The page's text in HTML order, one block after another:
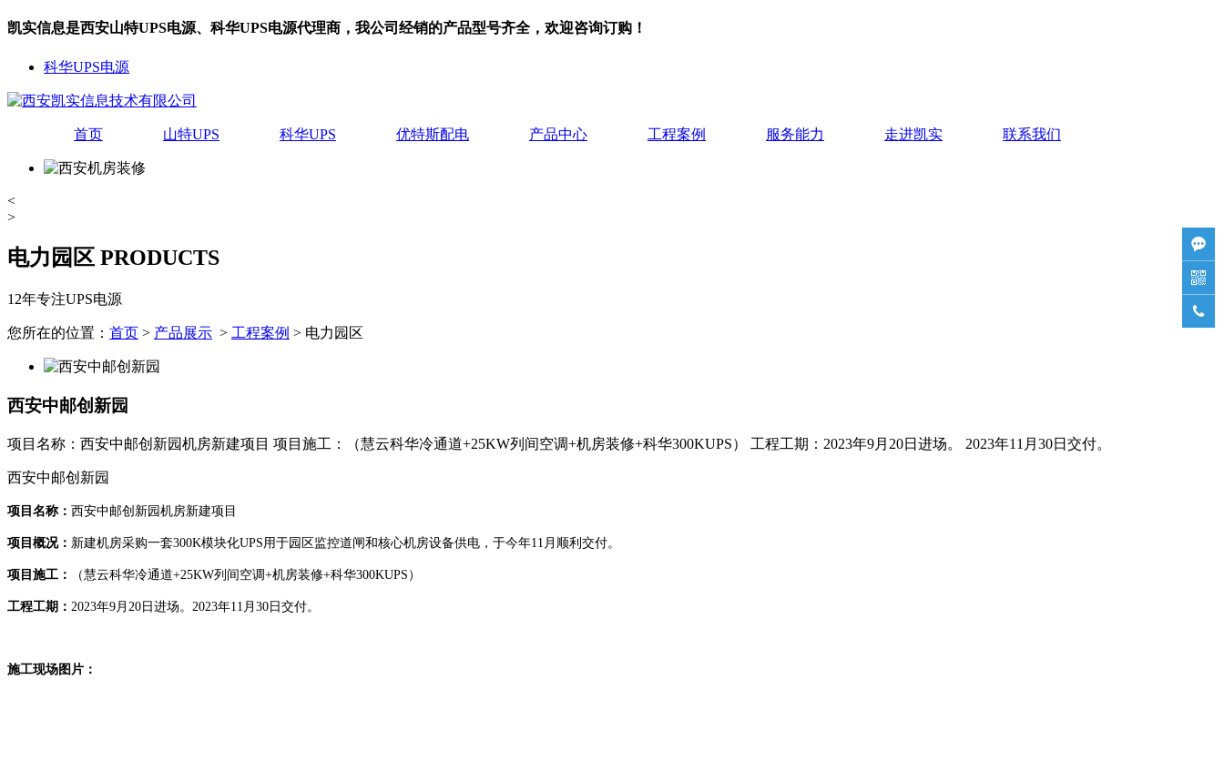
凯实信息是西安山特UPS电源、科华UPS电源代理商，我公司经销的产品型号齐全，欢迎咨询订购！
科华UPS电源
首页 山特UPS 科华UPS 优特斯配电 产品中心 工程案例 服务能力 走进凯实 联系我们
<
>
电力园区 PRODUCTS
12年专注UPS电源
您所在的位置： 首页 > 产品展示 > 工程案例 > 电力园区
西安中邮创新园
项目名称：西安中邮创新园机房新建项目 项目施工：（慧云科华冷通道+25KW列间空调+机房装修+科华300KUPS） 工程工期：2023年9月20日进场。 2023年11月30日交付。
西安中邮创新园
项目名称： 西安中邮创新园机房新建项目
项目概况： 新建机房采购一套300K模块化UPS用于园区监控道闸和核心机房设备供电，于今年11月顺利交付。
项目施工： （慧云科华冷通道+25KW列间空调+机房装修+科华300KUPS）
工程工期： 2023年9月20日进场。2023年11月30日交付。
施工现场图片：


